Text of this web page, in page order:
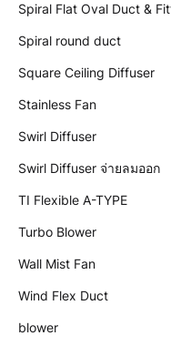
Spiral Flat Oval Duct &
Spiral round duct
Square Ceiling Diffuser
Stainless Fan
Swirl Diffuser
Swirl Diffuser จ่ายลมออก
TI Flexible A-TYPE
Turbo Blower
Wall Mist Fan
Wind Flex Duct
blower